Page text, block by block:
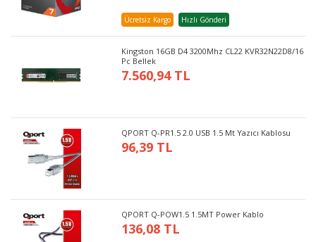
Ücretsiz Kargo Hızlı Gönderi
Kingston 16GB D4 3200Mhz CL22 KVR32N22D8/16
Pc Bellek
7.560,94 TL
QPORT Q-PR1.5 2.0 USB 1.5 Mt Yazıcı Kablosu
96,39 TL
QPORT Q-POW1.5 1.5MT Power Kablo
136,08 TL